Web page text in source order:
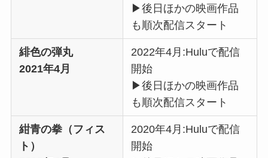
▶︎後日ほかの映画作品
も順次配信スタート
緋色の弾丸
2021年4月
2022年4月:Huluで配信
開始
▶︎後日ほかの映画作品
も順次配信スタート
紺青の拳（フィス
ト）
2020年4月:Huluで配信
開始